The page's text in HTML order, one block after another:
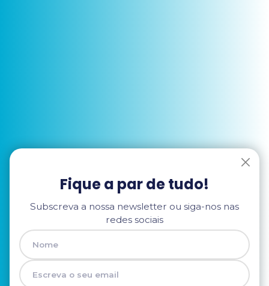
Fique a par de tudo!
Subscreva a nossa newsletter ou siga-nos nas
redes sociais